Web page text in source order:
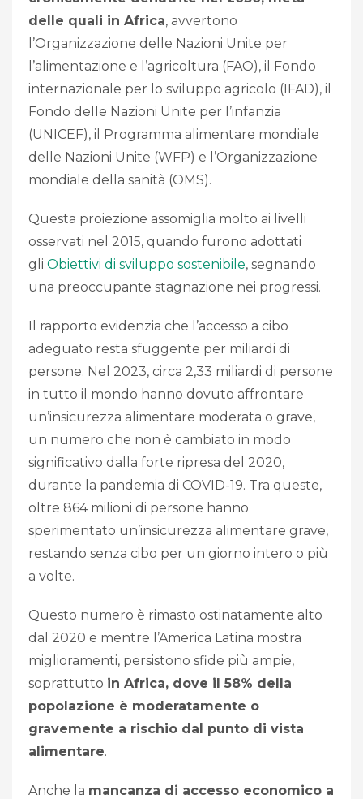
delle quali in Africa, avvertono
l’Organizzazione delle Nazioni Unite per
l’alimentazione e l’agricoltura (FAO), il Fondo
internazionale per lo sviluppo agricolo (IFAD), il
Fondo delle Nazioni Unite per l’infanzia
(UNICEF), il Programma alimentare mondiale
delle Nazioni Unite (WFP) e l’Organizzazione
mondiale della sanità (OMS).
Questa proiezione assomiglia molto ai livelli
osservati nel 2015, quando furono adottati
gli Obiettivi di sviluppo sostenibile, segnando
una preoccupante stagnazione nei progressi.
Il rapporto evidenzia che l’accesso a cibo
adeguato resta sfuggente per miliardi di
persone. Nel 2023, circa 2,33 miliardi di persone
in tutto il mondo hanno dovuto affrontare
un’insicurezza alimentare moderata o grave,
un numero che non è cambiato in modo
significativo dalla forte ripresa del 2020,
durante la pandemia di COVID-19. Tra queste,
oltre 864 milioni di persone hanno
sperimentato un’insicurezza alimentare grave,
restando senza cibo per un giorno intero o più
a volte.
Questo numero è rimasto ostinatamente alto
dal 2020 e mentre l’America Latina mostra
miglioramenti, persistono sfide più ampie,
soprattutto in Africa, dove il 58% della
popolazione è moderatamente o
gravemente a rischio dal punto di vista
alimentare.
Anche la mancanza di accesso economico a